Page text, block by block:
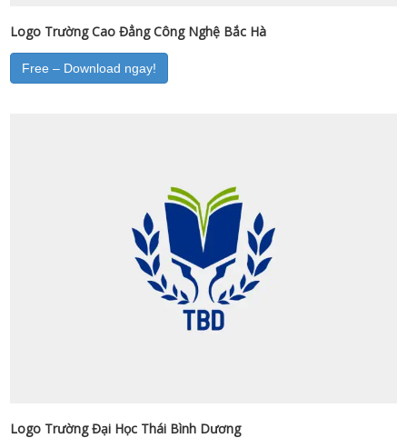
Logo Trường Cao Đẳng Công Nghệ Bắc Hà
Free – Download ngay!
Logo Trường Đại Học Thái Bình Dương